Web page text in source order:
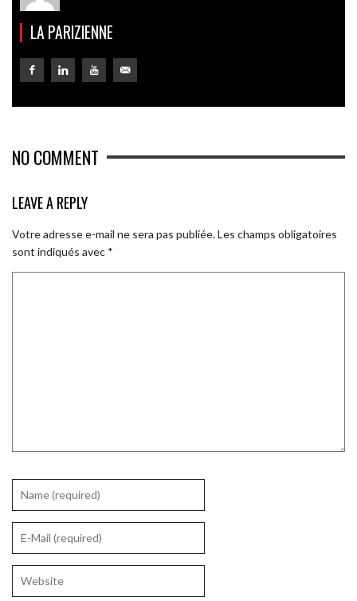
LA PARIZIENNE
NO COMMENT
LEAVE A REPLY
Votre adresse e-mail ne sera pas publiée.Les champs obligatoires
sont indiqués avec *